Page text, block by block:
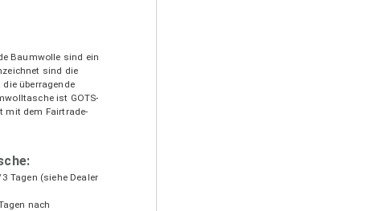
Baumwolle sind ein
sind die
überragende
ist GOTS-
mit dem Fairtrade-
Tagen (siehe Dealer
nach